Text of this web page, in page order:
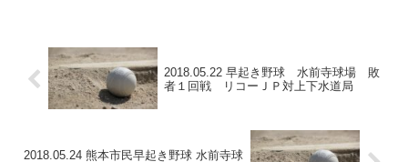
2018.05.22 早起き野球 水前寺球場 敗
者１回戦 リコーＪＰ対上下水道局
2018.05.24 熊本市民早起き野球 水前寺球